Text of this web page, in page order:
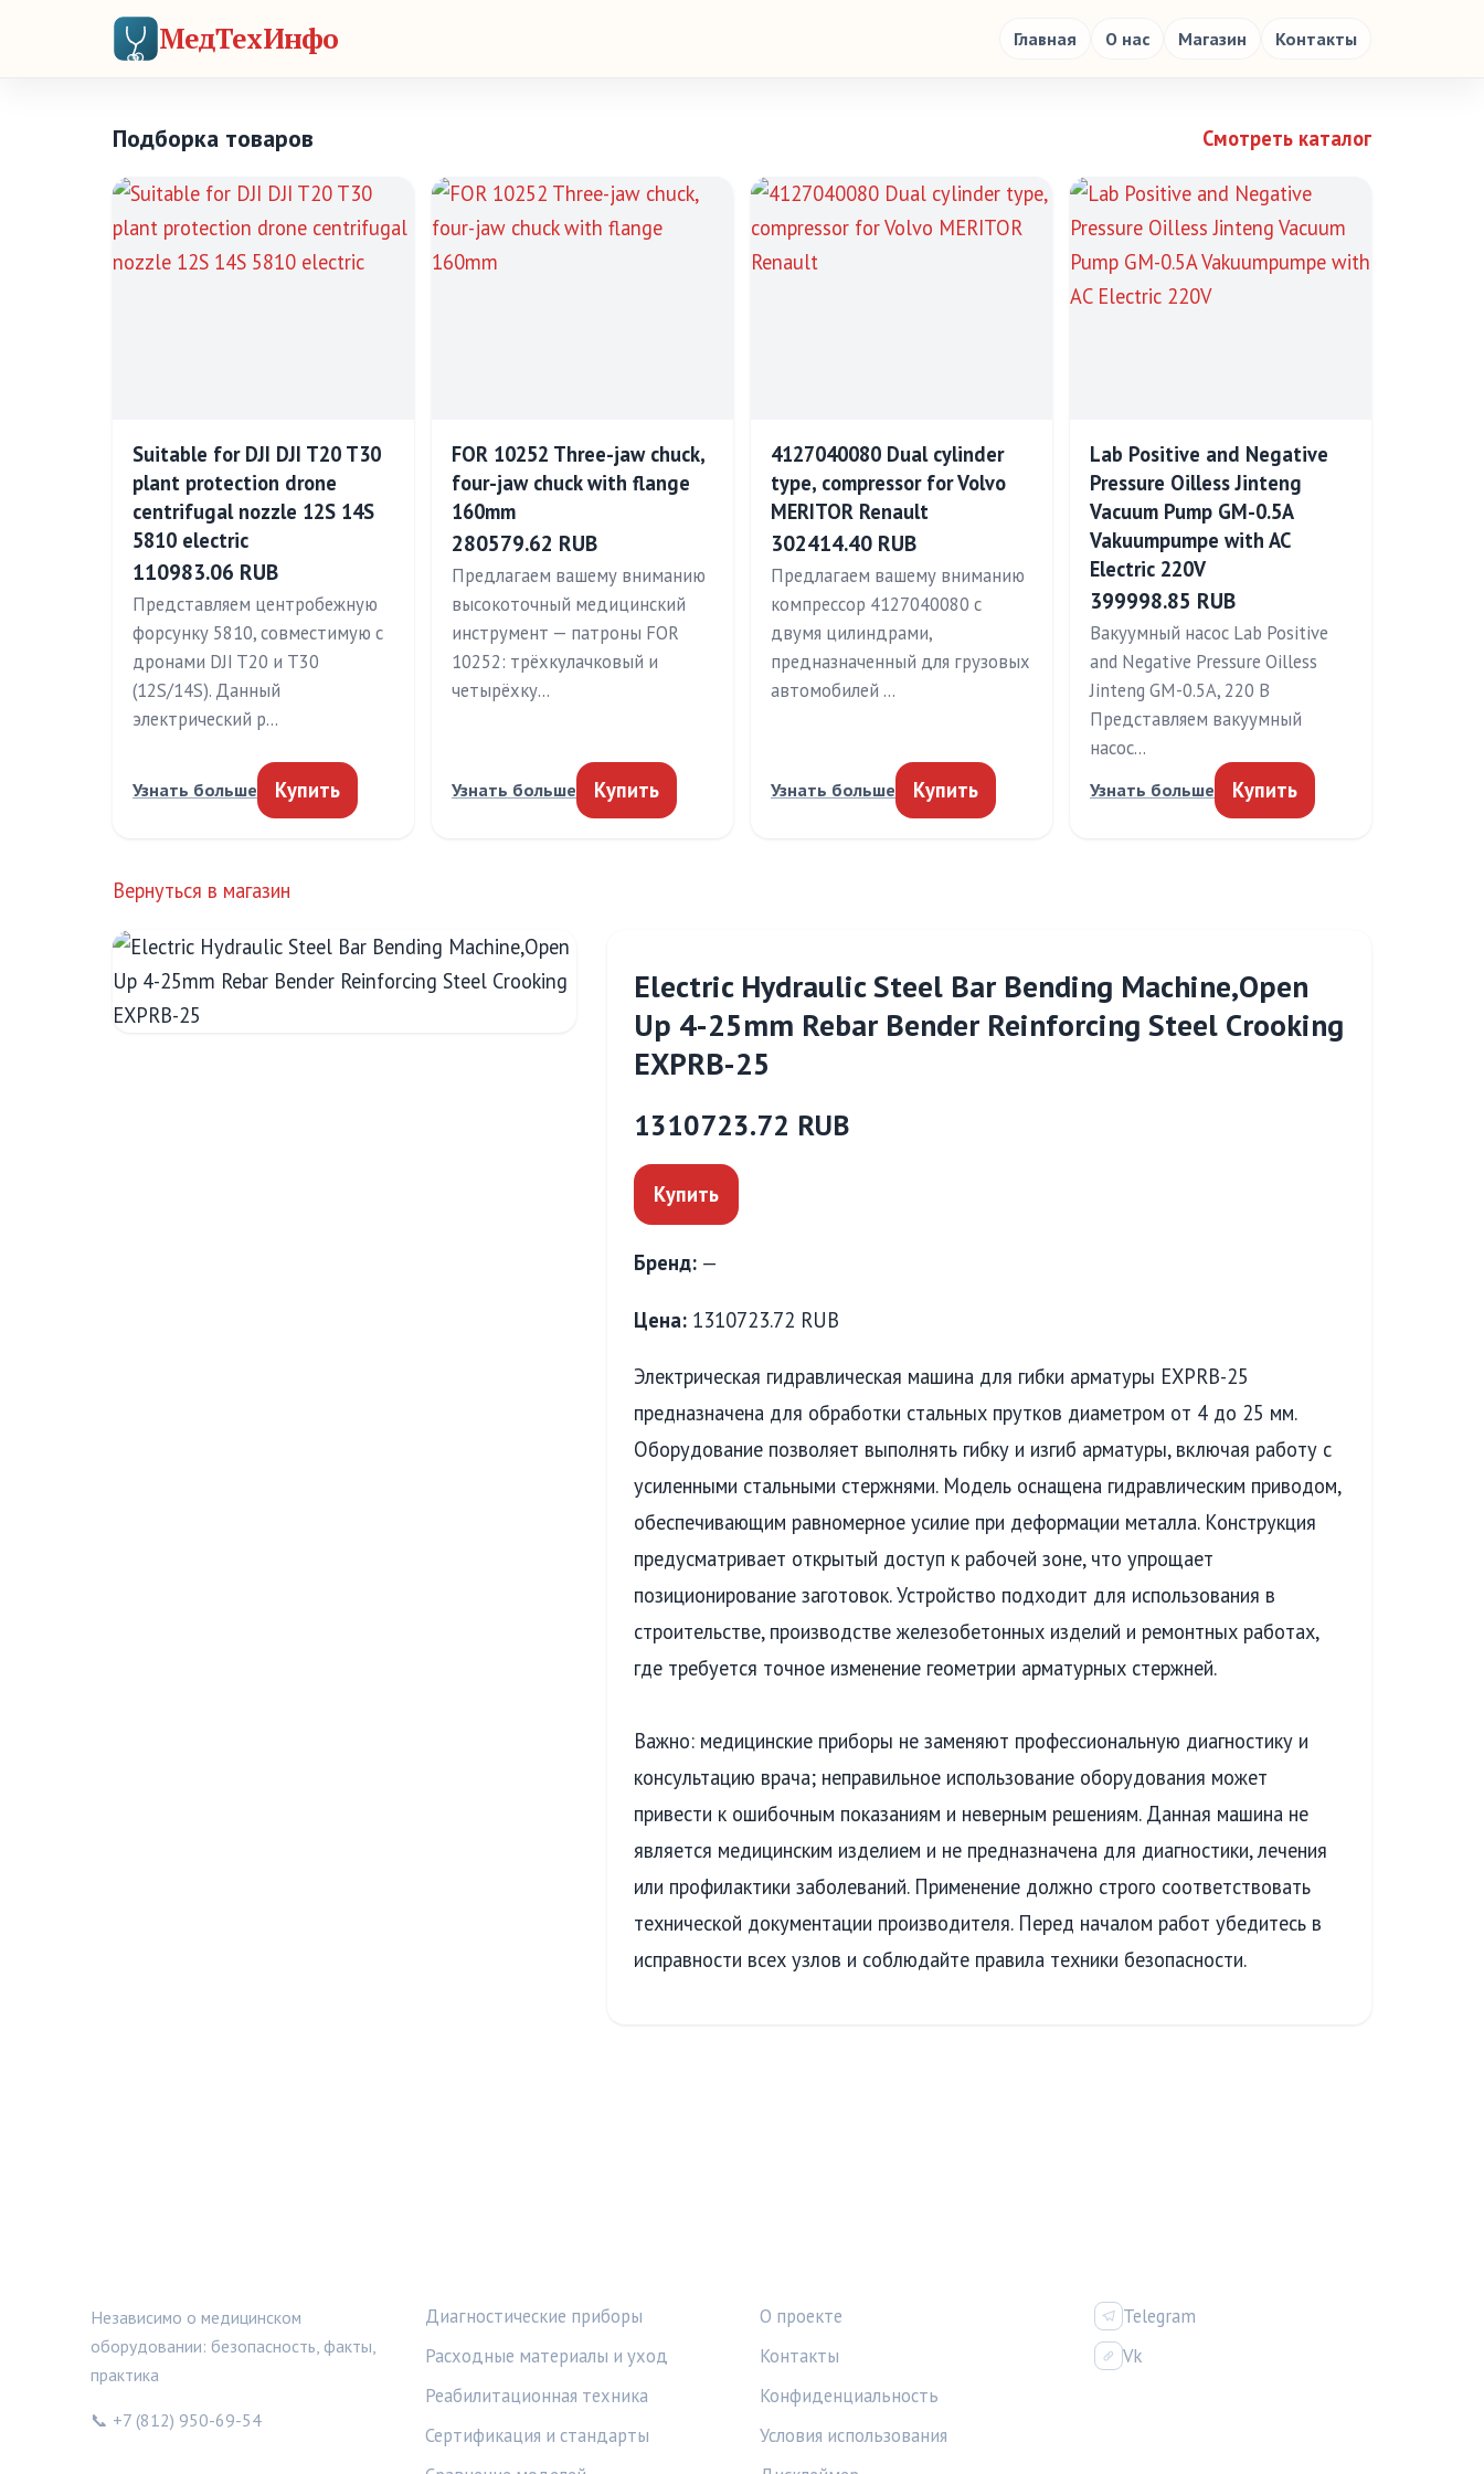
МедТехИнфо Главная О нас Магазин Контакты
Подборка товаров Смотреть каталог
Suitable for DJI DJI T20 T30
plant protection drone
centrifugal nozzle 12S 14S
5810 electric
110983.06 RUB
Представляем центробежную
форсунку 5810, совместимую с
дронами DJI T20 и T30
(12S/14S). Данный
электрический р…
Узнать больше Купить
FOR 10252 Three-jaw chuck,
four-jaw chuck with flange
160mm
280579.62 RUB
Предлагаем вашему вниманию
высокоточный медицинский
инструмент — патроны FOR
10252: трёхкулачковый и
четырёхку…
Узнать больше Купить
4127040080 Dual cylinder
type, compressor for Volvo
MERITOR Renault
302414.40 RUB
Предлагаем вашему вниманию
компрессор 4127040080 с
двумя цилиндрами,
предназначенный для грузовых
автомобилей …
Узнать больше Купить
Lab Positive and Negative
Pressure Oilless Jinteng
Vacuum Pump GM-0.5A
Vakuumpumpe with AC
Electric 220V
399998.85 RUB
Вакуумный насос Lab Positive
and Negative Pressure Oilless
Jinteng GM-0.5A, 220 В
Представляем вакуумный
насос…
Узнать больше Купить
Вернуться в магазин
Electric Hydraulic Steel Bar Bending Machine,Open
Up 4-25mm Rebar Bender Reinforcing Steel Crooking
EXPRB-25
1310723.72 RUB
Купить
Бренд: —
Цена: 1310723.72 RUB
Электрическая гидравлическая машина для гибки арматуры EXPRB-25
предназначена для обработки стальных прутков диаметром от 4 до 25 мм.
Оборудование позволяет выполнять гибку и изгиб арматуры, включая работу с
усиленными стальными стержнями. Модель оснащена гидравлическим приводом,
обеспечивающим равномерное усилие при деформации металла. Конструкция
предусматривает открытый доступ к рабочей зоне, что упрощает
позиционирование заготовок. Устройство подходит для использования в
строительстве, производстве железобетонных изделий и ремонтных работах,
где требуется точное изменение геометрии арматурных стержней.
Важно: медицинские приборы не заменяют профессиональную диагностику и
консультацию врача; неправильное использование оборудования может
привести к ошибочным показаниям и неверным решениям. Данная машина не
является медицинским изделием и не предназначена для диагностики, лечения
или профилактики заболеваний. Применение должно строго соответствовать
технической документации производителя. Перед началом работ убедитесь в
исправности всех узлов и соблюдайте правила техники безопасности.
Независимо о медицинском
оборудовании: безопасность, факты,
практика
📞 +7 (812) 950-69-54
Диагностические приборы
Расходные материалы и уход
Реабилитационная техника
Сертификация и стандарты
О проекте
Контакты
Конфиденциальность
Условия использования
Telegram
Vk